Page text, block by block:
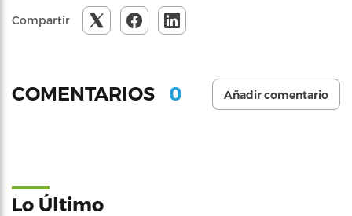
Compartir
COMENTARIOS 0 Añadir comentario
Lo Último